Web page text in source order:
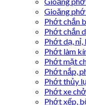
Gioăng
Phớt chắn
Phớt chắn
Phớt dạ, nỉ,
Phớt làm
Phớt mặt
Phớt nắp,
Phớt thủy
Phớt xe
Phớt xếp,